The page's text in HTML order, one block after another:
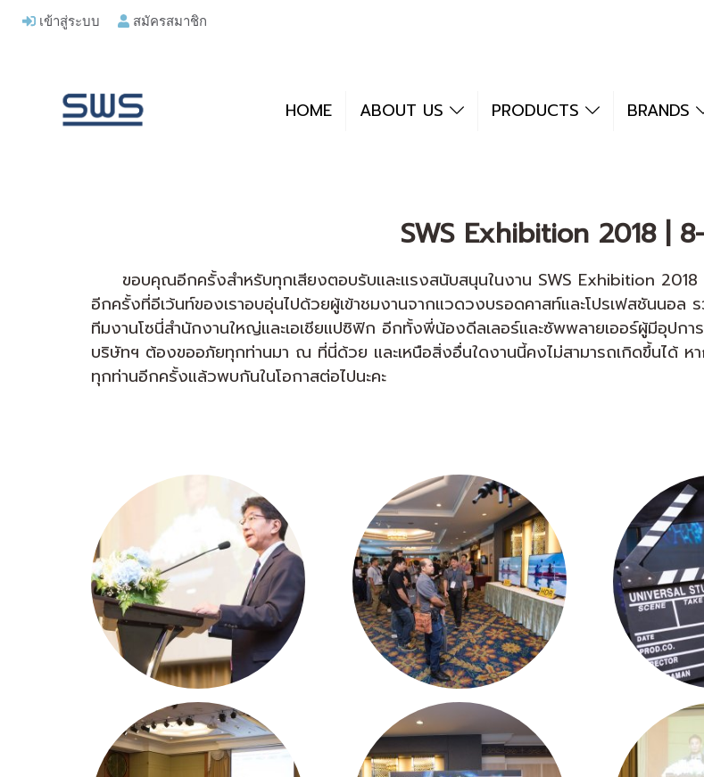
เข้าสู่ระบบ สมัครสมาชิก
HOME ABOUT US PRODUCTS BRANDS
SWS Exhibition 2018 |
ขอบคุณอีกครั้งสำหรับทุกเสียงตอบรับและแรงสนับสนุนในงาน SWS Exhibition 2018
อีกครั้งที่อีเว้นท์ของเราอบอุ่นไปด้วยผู้เข้าชมงานจากแวดวงบรอดคาสท์และโปรเฟสชันนอ
ทีมงานโซนี่สำนักงานใหญ่และเอเชียแปซิฟิก อีกทั้งพี่น้องดีลเลอร์และซัพพลายเออร์ผู้มีอุป
บริษัทฯ ต้องขออภัยทุกท่านมา ณ ที่นี่ด้วย และเหนือสิ่งอื่นใดงานนี้คงไม่สามารถเกิดขึ้นได้
ทุกท่านอีกครั้งแล้วพบกันในโอกาสต่อไปนะคะ